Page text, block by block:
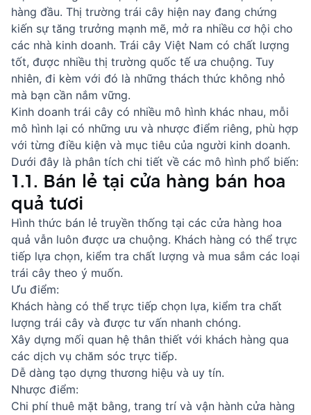
hàng đầu. Thị trường trái cây hiện nay đang chứng
kiến sự tăng trưởng mạnh mẽ, mở ra nhiều cơ hội cho
các nhà kinh doanh. Trái cây Việt Nam có chất lượng
tốt, được nhiều thị trường quốc tế ưa chuộng. Tuy
nhiên, đi kèm với đó là những thách thức không nhỏ
mà bạn cần nắm vững.
Kinh doanh trái cây có nhiều mô hình khác nhau, mỗi
mô hình lại có những ưu và nhược điểm riêng, phù hợp
với từng điều kiện và mục tiêu của người kinh doanh.
Dưới đây là phân tích chi tiết về các mô hình phổ biến:
1.1. Bán lẻ tại cửa hàng bán hoa
quả tươi
Hình thức bán lẻ truyền thống tại các cửa hàng hoa
quả vẫn luôn được ưa chuộng. Khách hàng có thể trực
tiếp lựa chọn, kiểm tra chất lượng và mua sắm các loại
trái cây theo ý muốn.
Ưu điểm:
Khách hàng có thể trực tiếp chọn lựa, kiểm tra chất
lượng trái cây và được tư vấn nhanh chóng.
Xây dựng mối quan hệ thân thiết với khách hàng qua
các dịch vụ chăm sóc trực tiếp.
Dễ dàng tạo dựng thương hiệu và uy tín.
Nhược điểm:
Chi phí thuê mặt bằng, trang trí và vận hành cửa hàng